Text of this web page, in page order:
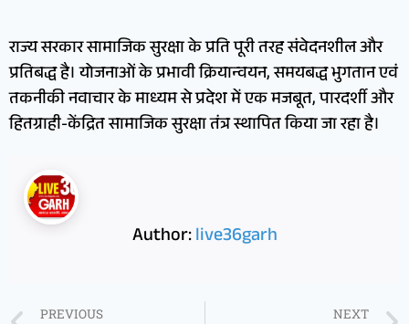
राज्य सरकार सामाजिक सुरक्षा के प्रति पूरी तरह संवेदनशील और
प्रतिबद्ध है। योजनाओं के प्रभावी क्रियान्वयन, समयबद्ध भुगतान एवं
तकनीकी नवाचार के माध्यम से प्रदेश में एक मजबूत, पारदर्शी और
हितग्राही-केंद्रित सामाजिक सुरक्षा तंत्र स्थापित किया जा रहा है।
Author:live36garh
PREVIOUS NEXT